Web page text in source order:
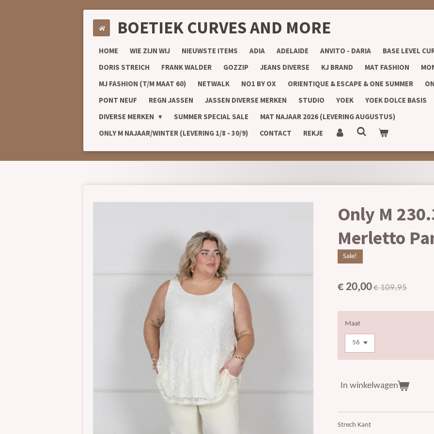
BOETIEK CURVES AND MORE
HOME WIE ZIJN WIJ NIEUWSTE ITEMS ADIA ADELAIDE ANVITO - DARIA
BASE LEVEL
DORIS STREICH
FRANK WALDER GOZZIP JEANS DIVERSE KJ BRAND MAT FASHION
MJ FASHION (T/M MAAT 60)
NETWALK NO1 BY OX ORIENTIQUE & ESCAPE & ONE SUMMER
PONT NEUF
REGN JASSEN JASSEN DIVERSE MERKEN STUDIO YOEK
YOEK DOLCE BASIS
DIVERSE MERKEN
SUMMER SPECIAL SALE
MAT NAJAAR 2026 (LEVERING AUGUSTUS)
ONLY M NAJAAR/WINTER (LEVERING 1/8 - 30/9)
CONTACT REKJE
Only M
Merletto
Sale!
€ 20,00€ 109,95
Maat
In winkelwagen
Strech Kant